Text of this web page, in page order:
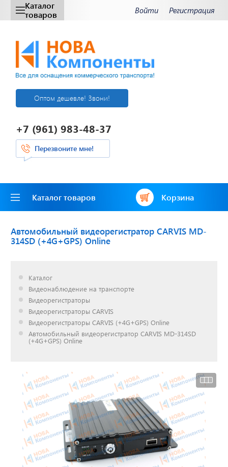
Каталог
товаров
Войти Регистрация
Оптом дешевле! Звони!
+7 (961) 983-48-37
Перезвоните мне!
Каталог товаров Корзина
Открылся новый
Акции. Скидки.
Спецпредложения.
Узнать подробнее...
Автомобильный видеорегистратор CARVIS MD-
314SD (+4G+GPS) Online
Каталог
Видеонаблюдение на транспорте
Видеорегистраторы
Видеорегистраторы CARVIS
Видеорегистраторы CARVIS (+4G+GPS) Online
Автомобильный видеорегистратор CARVIS MD-314SD
(+4G+GPS) Online